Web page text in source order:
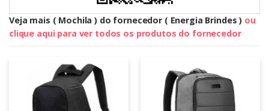
Veja mais ( Mochila ) do fornecedor ( Energia Brindes ) ou
clique aqui para ver todos os produtos do fornecedor